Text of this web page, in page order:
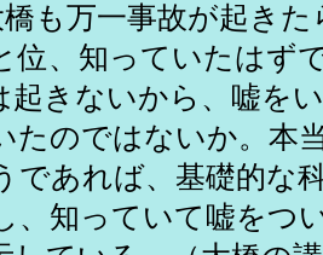
も万一事故が起きた
位、知っていたはず
起きないから、嘘を
たのではないか。本
であれば、基礎的な
、知っていて嘘をつ